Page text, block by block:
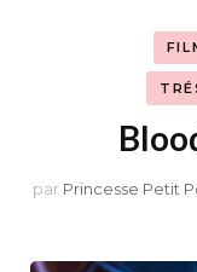
par Princesse Petit